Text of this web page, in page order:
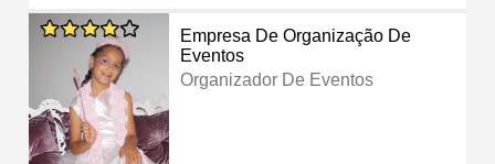
Empresa De Organização De
Eventos
Organizador De Eventos